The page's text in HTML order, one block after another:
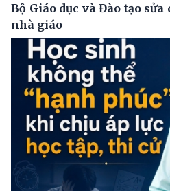
Bộ Giáo dục và Đào tạo
nhà giáo